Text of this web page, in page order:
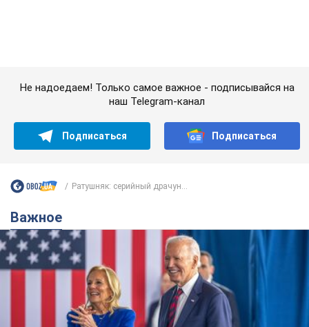
Не надоедаем! Только самое важное - подписывайся на
наш Telegram-канал
Подписаться Подписаться
Ратушняк: серийный драчун...
Важное